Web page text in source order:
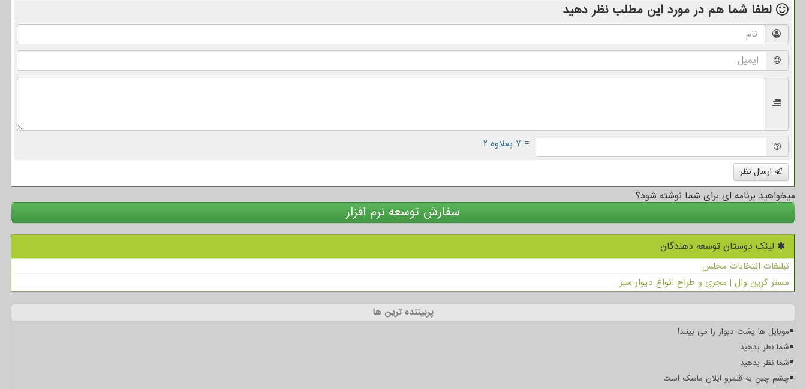
لطفا شما هم در مورد این مطلب نظر دهید
= ۷ بعلاوه ۲
ارسال نظر
میخواهید برنامه ای برای شما نوشته شود؟
سفارش توسعه نرم افزار
لینک دوستان توسعه دهندگان
تبلیغات انتخابات مجلس
مستر گرین وال | مجری و طراح انواع دیوار سبز
پربیننده ترین ها
موبایل ها پشت دیوار را می بینند!
شما نظر بدهید
شما نظر بدهید
چشم چین به قلمرو ایلان ماسک است